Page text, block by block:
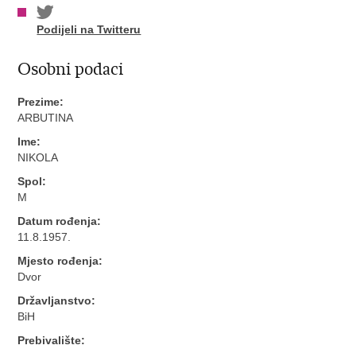
Podijeli na Twitteru
Osobni podaci
Prezime:
ARBUTINA
Ime:
NIKOLA
Spol:
M
Datum rođenja:
11.8.1957.
Mjesto rođenja:
Dvor
Državljanstvo:
BiH
Prebivalište: